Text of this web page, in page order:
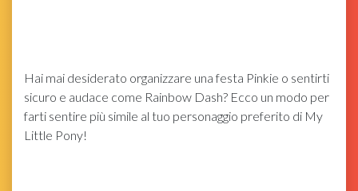
Hai mai desiderato organizzare una festa Pinkie o sentirti
sicuro e audace come Rainbow Dash? Ecco un modo per
farti sentire più simile al tuo personaggio preferito di My
Little Pony!